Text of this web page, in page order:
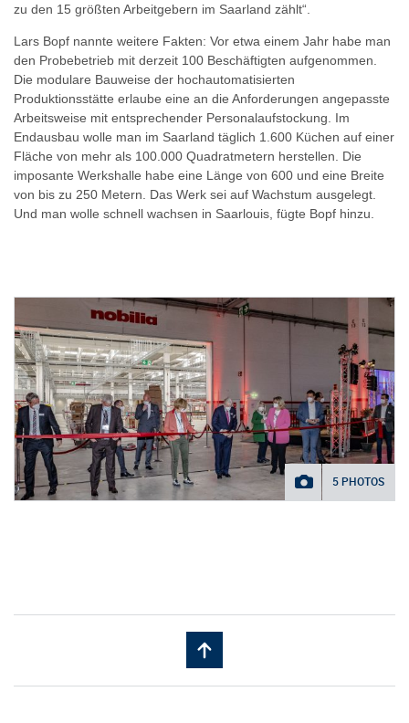
zu den 15 größten Arbeitgebern im Saarland zählt“.
Lars Bopf nannte weitere Fakten: Vor etwa einem Jahr habe man
den Probebetrieb mit derzeit 100 Beschäftigten aufgenommen.
Die modulare Bauweise der hochautomatisierten
Produktionsstätte erlaube eine an die Anforderungen angepasste
Arbeitsweise mit entsprechender Personalaufstockung. Im
Endausbau wolle man im Saarland täglich 1.600 Küchen auf einer
Fläche von mehr als 100.000 Quadratmetern herstellen. Die
imposante Werkshalle habe eine Länge von 600 und eine Breite
von bis zu 250 Metern. Das Werk sei auf Wachstum ausgelegt.
Und man wolle schnell wachsen in Saarlouis, fügte Bopf hinzu.
5 PHOTOS